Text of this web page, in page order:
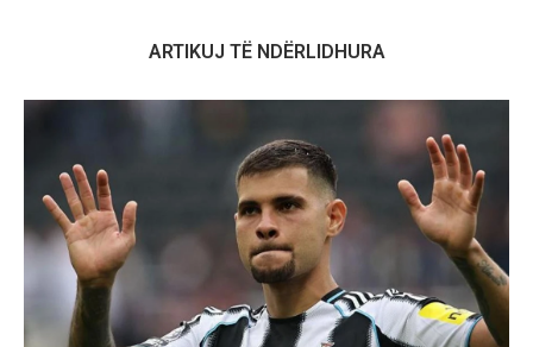
ARTIKUJ TË NDËRLIDHURA